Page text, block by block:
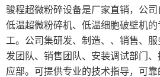
骏程超微粉碎设备是厂家直销，公
低温超微粉碎机、低温细胞破壁机
工。公司集研发、制造、、销售、
发团队、销售团队、安装调试部门
应部。可提供专业的技术指导，可